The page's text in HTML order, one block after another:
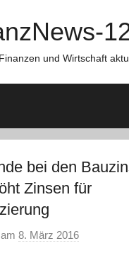
Finanzen und Wirtschaft
bei den
Zinsen für
8. März 2016